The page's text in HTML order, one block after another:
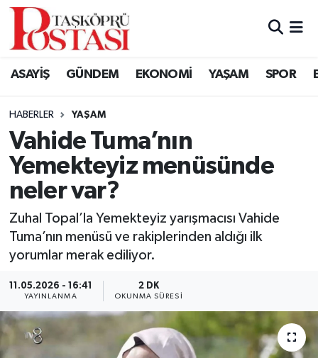
ASAYİŞ GÜNDEM EKONOMİ YAŞAM SPOR
HABERLER YAŞAM
Vahide Tuma’nın
Yemekteyiz menüsünde
neler var?
Zuhal Topal’la Yemekteyiz yarışmacısı Vahide
Tuma’nın menüsü ve rakiplerinden aldığı ilk
yorumlar merak ediliyor.
11.05.2026 - 16:41
YAYINLANMA
2 DK
OKUNMA SÜRESI
Kastamonu Vefat Edenler
Araç Haberleri
Azdavay Haberleri
Bozkurt Haberleri
Daday Haberleri